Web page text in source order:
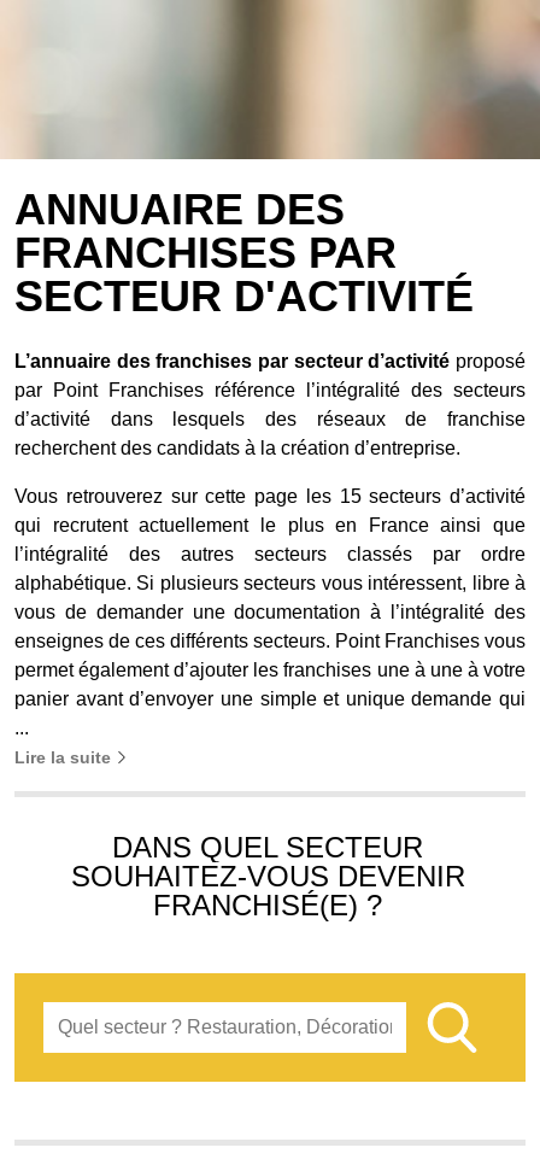
ANNUAIRE DES
FRANCHISES PAR
SECTEUR D'ACTIVITÉ
L’annuaire des franchises par secteur d’activité proposé
par Point Franchises référence l’intégralité des secteurs
d’activité dans lesquels des réseaux de franchise
recherchent des candidats à la création d’entreprise.
Vous retrouverez sur cette page les 15 secteurs d’activité
qui recrutent actuellement le plus en France ainsi que
l’intégralité des autres secteurs classés par ordre
alphabétique. Si plusieurs secteurs vous intéressent, libre à
vous de demander une documentation à l’intégralité des
enseignes de ces différents secteurs. Point Franchises vous
permet également d’ajouter les franchises une à une à votre
panier avant d’envoyer une simple et unique demande qui
...
Lire la suite
DANS QUEL SECTEUR
SOUHAITEZ-VOUS DEVENIR
FRANCHISÉ(E) ?